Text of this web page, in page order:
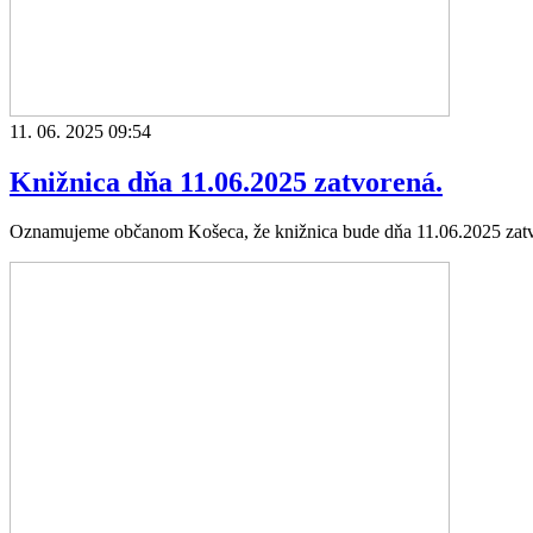
11. 06. 2025 09:54
Knižnica dňa 11.06.2025 zatvorená.
Oznamujeme občanom Košeca, že knižnica bude dňa 11.06.2025